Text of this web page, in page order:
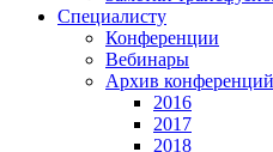
Специалисту
Конференции
Вебинары
Архив конференций
2016
2017
2018